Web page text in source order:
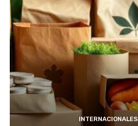
INTERNACIONALES